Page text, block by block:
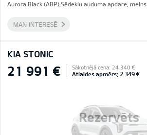
Aurora Black (ABP),Sēdekļu auduma apdare, melns
MAN INTERESĒ
KIA STONIC
Rezervēts
21 991 € Sākotnējā cena: 24 340 €
Atlaides apmērs: 2 349 €